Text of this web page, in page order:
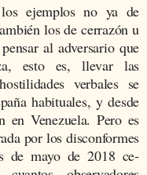
ejemplos no ya de
los de cerrazón u
al adversario que
esto es, llevar las
verbales se
habituales, y desde
en Vene­zuela. Pero es
por los discon­formes
de mayo de 2018 ce­